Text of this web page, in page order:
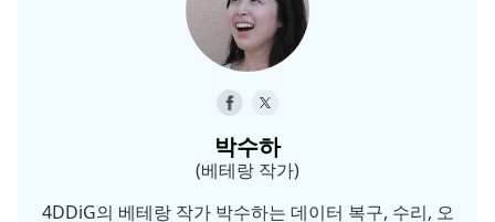
박수하
(베테랑 작가)
4DDiG의 베테랑 작가 박수하는 데이터 복구, 수리, 오